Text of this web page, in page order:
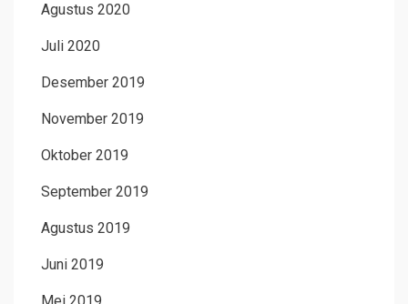
Agustus 2020
Juli 2020
Desember 2019
November 2019
Oktober 2019
September 2019
Agustus 2019
Juni 2019